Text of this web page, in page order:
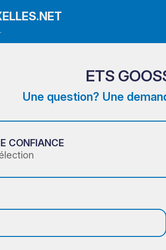
ETS
Une question? Une
CONFIANCE